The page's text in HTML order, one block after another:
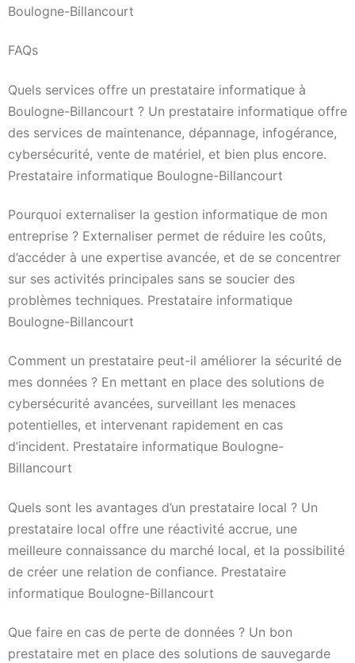
Boulogne-Billancourt
FAQs
Quels services offre un prestataire informatique à
Boulogne-Billancourt ? Un prestataire informatique offre
des services de maintenance, dépannage, infogérance,
cybersécurité, vente de matériel, et bien plus encore.
Prestataire informatique Boulogne-Billancourt
Pourquoi externaliser la gestion informatique de mon
entreprise ? Externaliser permet de réduire les coûts,
d’accéder à une expertise avancée, et de se concentrer
sur ses activités principales sans se soucier des
problèmes techniques. Prestataire informatique
Boulogne-Billancourt
Comment un prestataire peut-il améliorer la sécurité de
mes données ? En mettant en place des solutions de
cybersécurité avancées, surveillant les menaces
potentielles, et intervenant rapidement en cas
d’incident. Prestataire informatique Boulogne-
Billancourt
Quels sont les avantages d’un prestataire local ? Un
prestataire local offre une réactivité accrue, une
meilleure connaissance du marché local, et la possibilité
de créer une relation de confiance. Prestataire
informatique Boulogne-Billancourt
Que faire en cas de perte de données ? Un bon
prestataire met en place des solutions de sauvegarde